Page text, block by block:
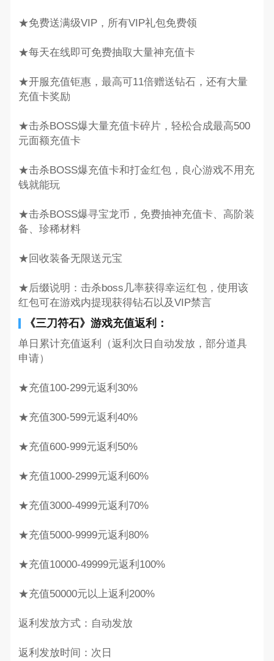
★免费送满级VIP，所有VIP礼包免费领
★每天在线即可免费抽取大量神充值卡
★开服充值钜惠，最高可11倍赠送钻石，还有大量
充值卡奖励
★击杀BOSS爆大量充值卡碎片，轻松合成最高500
元面额充值卡
★击杀BOSS爆充值卡和打金红包，良心游戏不用充
钱就能玩
★击杀BOSS爆寻宝龙币，免费抽神充值卡、高阶装
备、珍稀材料
★回收装备无限送元宝
★后缀说明：击杀boss几率获得幸运红包，使用该
红包可在游戏内提现获得钻石以及VIP禁言
《三刀符石》游戏充值返利：
单日累计充值返利（返利次日自动发放，部分道具
申请）
★充值100-299元返利30%
★充值300-599元返利40%
★充值600-999元返利50%
★充值1000-2999元返利60%
★充值3000-4999元返利70%
★充值5000-9999元返利80%
★充值10000-49999元返利100%
★充值50000元以上返利200%
返利发放方式：自动发放
返利发放时间：次日